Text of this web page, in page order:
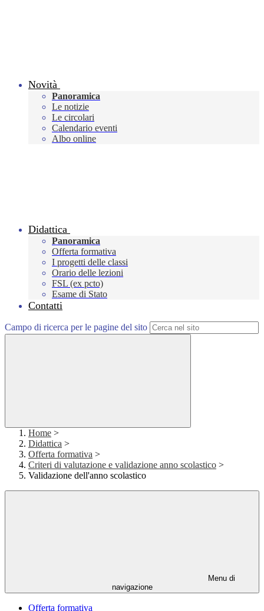
Novità
Panoramica
Le notizie
Le circolari
Calendario eventi
Albo online
Didattica
Panoramica
Offerta formativa
I progetti delle classi
Orario delle lezioni
FSL (ex pcto)
Esame di Stato
Contatti
Campo di ricerca per le pagine del sito
Home >
Didattica >
Offerta formativa >
Criteri di valutazione e validazione anno scolastico >
Validazione dell'anno scolastico
Menu di
navigazione
Offerta formativa